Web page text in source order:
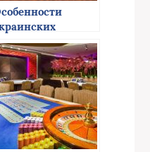
казино